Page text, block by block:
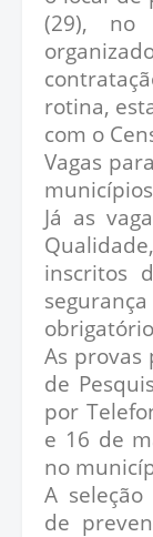
(29), no
rotina,
com o
Vagas
Já as
inscritos
As provas
de
por
e 16 de
no
A
de